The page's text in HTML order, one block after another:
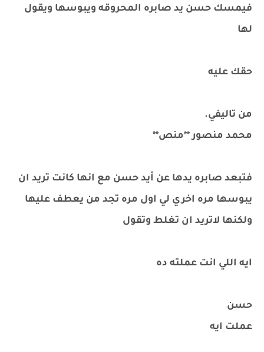
فيمسك حسن يد صابره المحروقه ويبوسها ويقول
لها
حقك عليه
من تاليفي.
محمد منصور **منص**
فتبعد صابره يدها عن أيد حسن مع انها كانت تريد ان
يبوسها مره اخري لي اول مره تجد من يعطف عليها
ولكنها لاتريد ان تغلط وتقول
ايه اللي انت عملته ده
حسن
عملت ايه